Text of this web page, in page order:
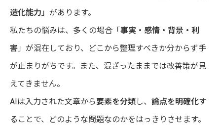
造化能力 」があります。
私たちの悩みは、多くの場合「事実・感情・背景・利
害 」が混在しており、どこから整理すべきか分からず手
が止まりがちです。また、混ざったままでは改善策が見
えてきません。
AIは入力された文章から要素を分類し、 論点を明確化す
ることで、どのような問題なのかをはっきりさせます。